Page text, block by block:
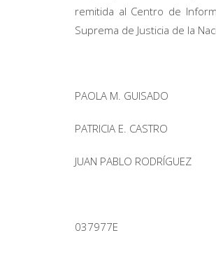
remitida al Centro de
Suprema de Justicia de la
PAOLA M. GUISADO
PATRICIA E. CASTRO
JUAN PABLO RODRÍGUEZ
037977E